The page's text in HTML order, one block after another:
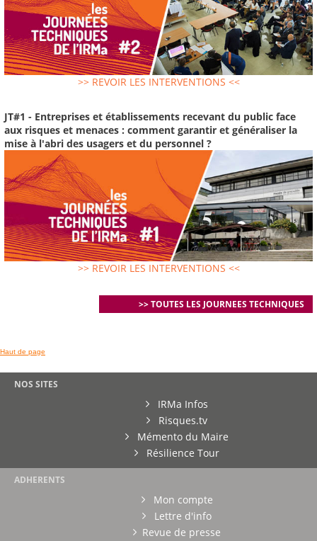
>> REVOIR LES INTERVENTIONS <<
JT#1 - Entreprises et établissements recevant du public face
aux risques et menaces : comment garantir et généraliser la
mise à l'abri des usagers et du personnel ?
>> REVOIR LES INTERVENTIONS <<
>> TOUTES LES JOURNEES TECHNIQUES
Haut de page
NOS SITES
IRMa Infos
Risques.tv
Mémento du Maire
Résilience Tour
ADHERENTS
Mon compte
Lettre d'info
Revue de presse